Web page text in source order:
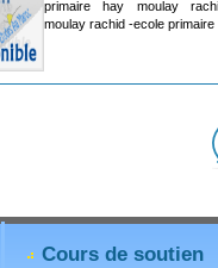
primaire hay moulay
moulay rachid -ecole primaire
Cours de soutien